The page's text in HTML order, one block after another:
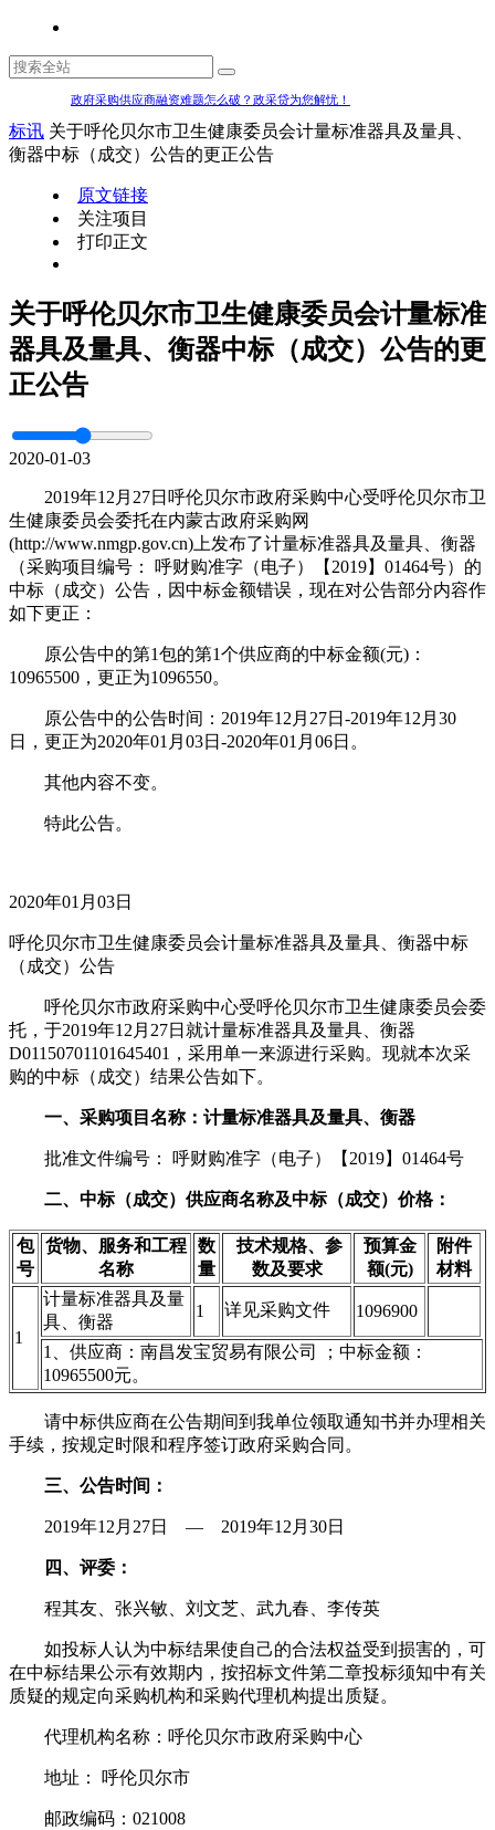
政府采购供应商融资难题怎么破？政采贷为您解忧！
标讯 关于呼伦贝尔市卫生健康委员会计量标准器具及量具、
衡器中标（成交）公告的更正公告
原文链接
关注项目
打印正文
关于呼伦贝尔市卫生健康委员会计量标准
器具及量具、衡器中标（成交）公告的更
正公告
2020-01-03
2019年12月27日呼伦贝尔市政府采购中心受呼伦贝尔市卫
生健康委员会委托在内蒙古政府采购网
(http://www.nmgp.gov.cn)上发布了计量标准器具及量具、衡器
（采购项目编号： 呼财购准字（电子）【2019】01464号）的
中标（成交）公告，因中标金额错误，现在对公告部分内容作
如下更正：
原公告中的第1包的第1个供应商的中标金额(元)：
10965500，更正为1096550。
原公告中的公告时间：2019年12月27日-2019年12月30
日，更正为2020年01月03日-2020年01月06日。
其他内容不变。
特此公告。
2020年01月03日
呼伦贝尔市卫生健康委员会计量标准器具及量具、衡器中标
（成交）公告
呼伦贝尔市政府采购中心受呼伦贝尔市卫生健康委员会委
托，于2019年12月27日就计量标准器具及量具、衡器
D01150701101645401，采用单一来源进行采购。现就本次采
购的中标（成交）结果公告如下。
一、采购项目名称：计量标准器具及量具、衡器
批准文件编号： 呼财购准字（电子）【2019】01464号
二、中标（成交）供应商名称及中标（成交）价格：
包
号
货物、服务和工程
名称
数
量
技术规格、参
数及要求
预算金
额(元)
附件
材料
1
计量标准器具及量
具、衡器
1 详见采购文件 1096900
1、供应商：南昌发宝贸易有限公司 ；中标金额：
10965500元。
请中标供应商在公告期间到我单位领取通知书并办理相关
手续，按规定时限和程序签订政府采购合同。
三、公告时间：
2019年12月27日 — 2019年12月30日
四、评委：
程其友、张兴敏、刘文芝、武九春、李传英
如投标人认为中标结果使自己的合法权益受到损害的，可
在中标结果公示有效期内，按招标文件第二章投标须知中有关
质疑的规定向采购机构和采购代理机构提出质疑。
代理机构名称：呼伦贝尔市政府采购中心
地址： 呼伦贝尔市
邮政编码：021008